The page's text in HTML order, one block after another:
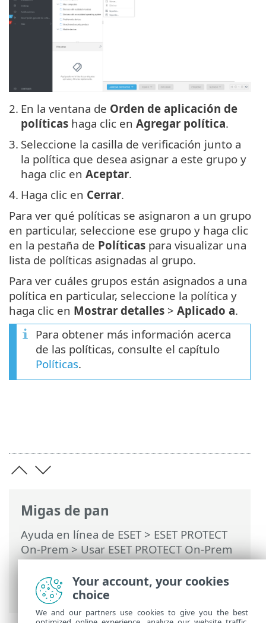
Migas de pan
Ayuda en línea de ESET> ESET PROTECT
On-Prem>Usar ESET PROTECT On-Prem
>ESET PROTECT On-Prem Menú principal
Políticas> Asignación de una política a
un grupo
2. En la ventana de Orden de aplicación de
políticas haga clic en Agregar política.
3. Seleccione la casilla de verificación junto a
la política que desea asignar a este grupo y
haga clic en Aceptar.
4. Haga clic en Cerrar.
Para ver qué políticas se asignaron a un grupo
en particular, seleccione ese grupo y haga clic
en la pestaña de Políticas para visualizar una
lista de políticas asignadas al grupo.
Para ver cuáles grupos están asignados a una
política en particular, seleccione la política y
haga clic en Mostrar detalles > Aplicado a.
Para obtener más información acerca
de las políticas, consulte el capítulo
Políticas.
Your account, your cookies
choice
We and our partners use cookies to give you the best